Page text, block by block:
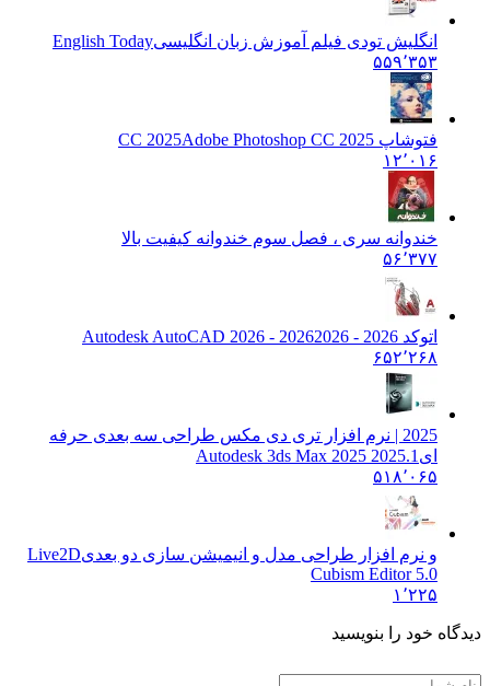
انگلیش تودی فیلم آموزش زبان انگليسیEnglish Today
۵۵۹٬۳۵۳
فتوشاپ CC 2025 Adobe Photoshop CC 2025
۱۲٬۰۱۶
خندوانه سری ، فصل سوم خندوانه کیفیت بالا
۵۶٬۳۷۷
اتوکد 2026 - 2026
2026 - Autodesk AutoCAD 2026
۶۵۲٬۲۶۸
2025 | نرم افزار تری دی مکس طراحی سه بعدی حرفه
ای Autodesk 3ds Max 2025 2025.1
۵۱۸٬۰۶۵
و نرم افزار طراحی مدل و انیمیشن سازی دو بعدیLive2D
Cubism Editor 5.0
۱٬۲۲۵
دیدگاه خود را بنویسید